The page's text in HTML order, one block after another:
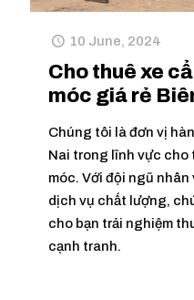
10 June, 2024
Cho thuê xe
móc giá rẻ
Chúng tôi là đơn vị
Nai trong lĩnh vực cho
móc. Với đội ngũ
dịch vụ chất lượng,
cho bạn trải nghiệm
cạnh tranh.